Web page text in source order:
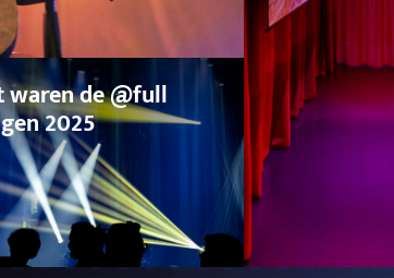
de @full
2025